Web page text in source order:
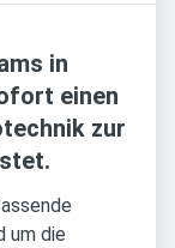
in
einen
zur
um die